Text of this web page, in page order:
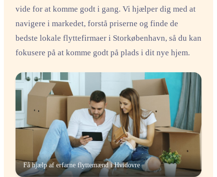
vide for at komme godt i gang. Vi hjælper dig med at
navigere i markedet, forstå priserne og finde de
bedste lokale flyttefirmaer i Storkøbenhavn, så du kan
fokusere på at komme godt på plads i dit nye hjem.
Få hjælp af erfarne flyttemænd iHvidovre